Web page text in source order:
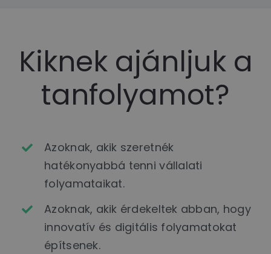
Kiknek ajánljuk a
tanfolyamot?
Azoknak, akik szeretnék
hatékonyabbá tenni vállalati
folyamataikat.
Azoknak, akik érdekeltek abban, hogy
innovatív és digitális folyamatokat
építsenek.